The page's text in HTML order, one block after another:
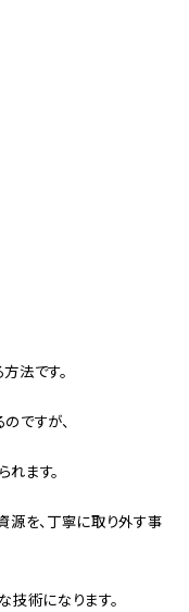
法です。
ですが、
ます。
源を、丁寧に取り外す事
技術になります。